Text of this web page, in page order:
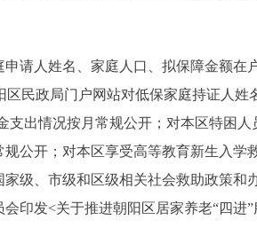
人姓名、家庭人口、拟保障金额在
民政局门户网站对低保家庭持证人
支出情况按月常规公开；对本区特困
公开；对本区享受高等教育新生入学
级、市级和区级相关社会救助政策和
印发<关于推进朝阳区居家养老“四进